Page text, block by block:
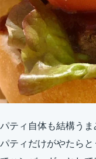
パティ自体も結構うま
パティだけがやたら